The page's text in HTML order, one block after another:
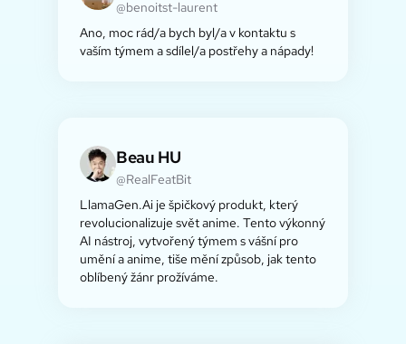
@benoitst-laurent
Ano, moc rád/a bych byl/a v kontaktu s
vaším týmem a sdílel/a postřehy a nápady!
Beau HU
@RealFeatBit
LlamaGen.Ai je špičkový produkt, který
revolucionalizuje svět anime. Tento výkonný
AI nástroj, vytvořený týmem s vášní pro
umění a anime, tiše mění způsob, jak tento
oblíbený žánr prožíváme.